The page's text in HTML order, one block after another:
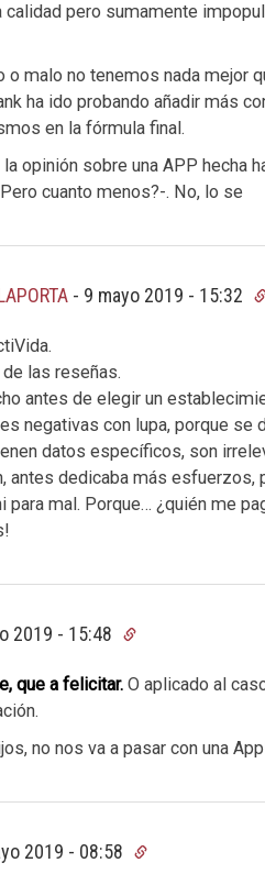
pero sumamente
o malo no tenemos nada mejor
ha ido probando añadir más
en la fórmula final.
opinión sobre una APP hecha
cuanto menos?-. No, lo se
- 9 mayo 2019 - 15:32
las reseñas.
antes de elegir un
negativas con lupa, porque se
datos específicos, son
antes dedicaba más
para mal. Porque… ¿quién me
2019 - 15:48
que a felicitar. O aplicado al
no nos va a pasar con una
2019 - 08:58